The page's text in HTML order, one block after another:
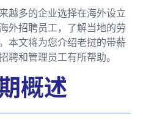
越多的企业选择在海外设立
外招聘员工，了解当地的劳
本文将为您介绍老挝的带薪
聘和管理员工有所帮助。
概述